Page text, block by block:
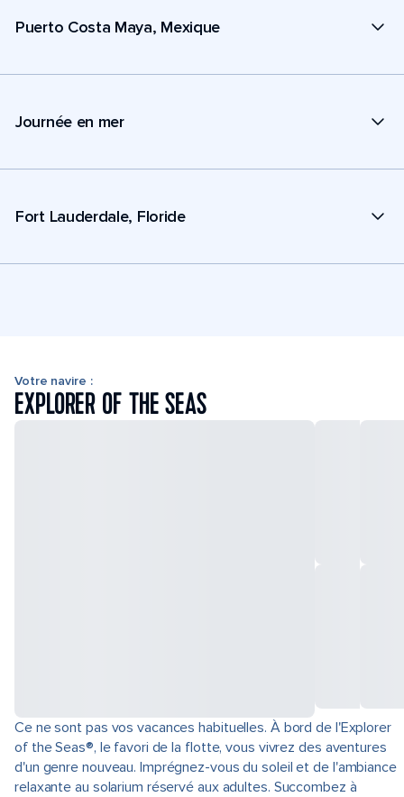
Puerto Costa Maya, Mexique
Journée en mer
Fort Lauderdale, Floride
Votre navire :
EXPLORER OF THE SEAS
Ce ne sont pas vos vacances habituelles. À bord de l'Explorer
of the Seas®, le favori de la flotte, vous vivrez des aventures
d'un genre nouveau. Imprégnez-vous du soleil et de l'ambiance
relaxante au solarium réservé aux adultes. Succombez à